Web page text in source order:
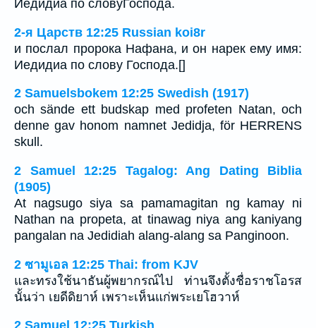
Иедидиа по словуГоспода.
2-я Царств 12:25 Russian koi8r
и послал пророка Нафана, и он нарек ему имя:
Иедидиа по слову Господа.[]
2 Samuelsbokem 12:25 Swedish (1917)
och sände ett budskap med profeten Natan, och
denne gav honom namnet Jedidja, för HERRENS
skull.
2 Samuel 12:25 Tagalog: Ang Dating Biblia
(1905)
At nagsugo siya sa pamamagitan ng kamay ni
Nathan na propeta, at tinawag niya ang kaniyang
pangalan na Jedidiah alang-alang sa Panginoon.
2 ซามูเอล 12:25 Thai: from KJV
และทรงใช้นาธันผู้พยากรณ์ไป ท่านจึงตั้งชื่อราชโอรส
นั้นว่า เยดีดิยาห์ เพราะเห็นแก่พระเยโฮวาห์